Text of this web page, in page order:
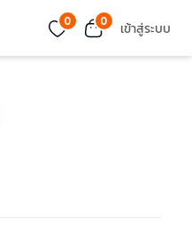
0 0 เข้าสู่ระบบ